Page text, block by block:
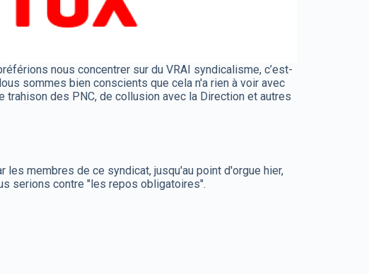
nous concentrer sur du VRAI syndicalisme, c’est-
sommes bien conscients que cela n'a rien à voir avec
des PNC, de collusion avec la Direction et autres
membres de ce syndicat, jusqu'au point d'orgue hier,
serions contre "les repos obligatoires".